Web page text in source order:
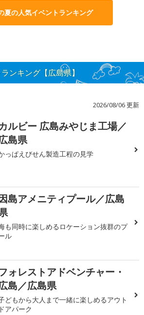
夏の人気イベントランキング
ンキング【広島県】
2026/08/06 更新
ルビー 広島みやじま工場／
島県
っぱえびせん製造工程の見学
島アメニティプール／広島
も同時に楽しめるロケーション抜群のプ
ル
ォレストアドベンチャー・
島／広島県
どもから大人まで一緒に楽しめるアウト
ドアパーク